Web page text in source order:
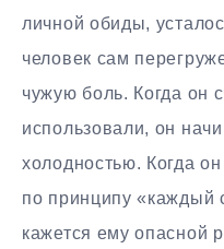
личной обиды,
человек сам
чужую боль. Когда он
использовали, он
холодностью. Когда
по принципу «каждый
кажется ему опасной